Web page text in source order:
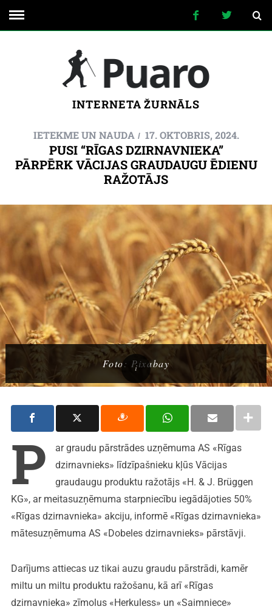
INTERNETA ŽURNĀLS
IETEKME UN NAUDA 17. OKTOBRIS, 2024.
PUSI “RĪGAS DZIRNAVNIEKA”
PĀRPĒRK VĀCIJAS GRAUDAUGU ĒDIENU
RAŽOTĀJS
Foto: Pixabay
P
ar graudu pārstrādes uzņēmuma AS «Rīgas
dzirnavnieks» līdzīpašnieku kļūs Vācijas
graudaugu produktu ražotājs «H. & J. Brüggen
KG», ar meitasuzņēmuma starpniecību iegādājoties 50%
«Rīgas dzirnavnieka» akciju, informē «Rīgas dzirnavnieka»
mātesuzņēmuma AS «Dobeles dzirnavnieks» pārstāvji.
Darījums attiecas uz tikai auzu graudu pārstrādi, kamēr
miltu un miltu produktu ražošanu, kā arī «Rīgas
dzirnavnieka» zīmolus «Herkuless» un «Saimniece»